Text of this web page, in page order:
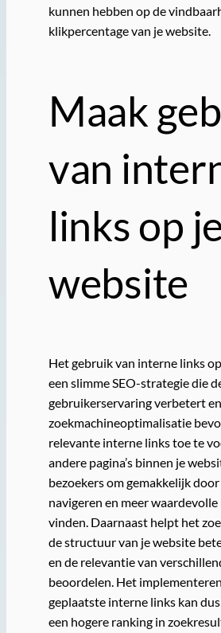
kunnen hebben op de
klikpercentage van je website.
Maak
van
links op
website
Het gebruik van interne links
een slimme SEO-strategie die
gebruikerservaring verbetert
zoekmachineoptimalisatie
relevante interne links toe te
andere pagina’s binnen je
bezoekers om gemakkelijk
navigeren en meer
vinden. Daarnaast helpt het
de structuur van je website
en de relevantie van
beoordelen. Het
geplaatste interne links kan
een hogere ranking in